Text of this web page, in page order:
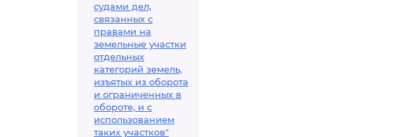
судами дел,
связанных с
правами на
земельные участки
отдельных
категорий земель,
изъятых из оборота
и ограниченных в
обороте, и с
использованием
таких участков"